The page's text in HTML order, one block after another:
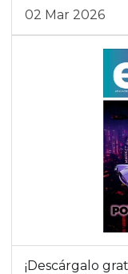
02 Mar 2026
¡Descárgalo